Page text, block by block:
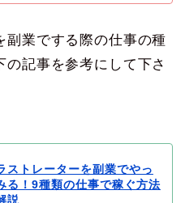
副業でする際の仕事の種
記事を参考にして下さ
ストレーターを副業でやっ
る！9種類の仕事で稼ぐ方法
説